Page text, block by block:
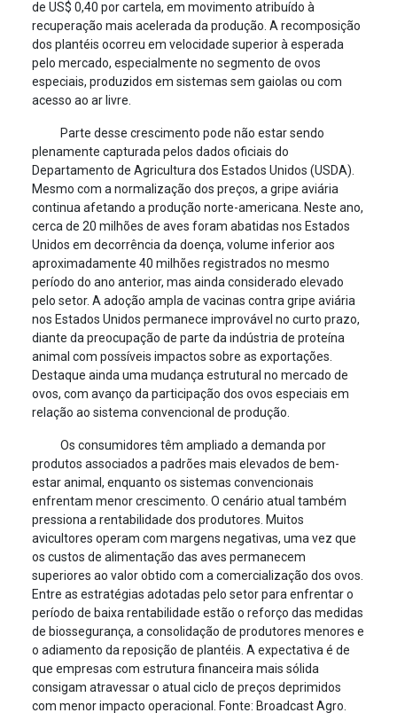
de US$ 0,40 por cartela, em movimento atribuído à
recuperação mais acelerada da produção. A recomposição
dos plantéis ocorreu em velocidade superior à esperada
pelo mercado, especialmente no segmento de ovos
especiais, produzidos em sistemas sem gaiolas ou com
acesso ao ar livre.
Parte desse crescimento pode não estar sendo
plenamente capturada pelos dados oficiais do
Departamento de Agricultura dos Estados Unidos (USDA).
Mesmo com a normalização dos preços, a gripe aviária
continua afetando a produção norte-americana. Neste ano,
cerca de 20 milhões de aves foram abatidas nos Estados
Unidos em decorrência da doença, volume inferior aos
aproximadamente 40 milhões registrados no mesmo
período do ano anterior, mas ainda considerado elevado
pelo setor. A adoção ampla de vacinas contra gripe aviária
nos Estados Unidos permanece improvável no curto prazo,
diante da preocupação de parte da indústria de proteína
animal com possíveis impactos sobre as exportações.
Destaque ainda uma mudança estrutural no mercado de
ovos, com avanço da participação dos ovos especiais em
relação ao sistema convencional de produção.
Os consumidores têm ampliado a demanda por
produtos associados a padrões mais elevados de bem-
estar animal, enquanto os sistemas convencionais
enfrentam menor crescimento. O cenário atual também
pressiona a rentabilidade dos produtores. Muitos
avicultores operam com margens negativas, uma vez que
os custos de alimentação das aves permanecem
superiores ao valor obtido com a comercialização dos ovos.
Entre as estratégias adotadas pelo setor para enfrentar o
período de baixa rentabilidade estão o reforço das medidas
de biossegurança, a consolidação de produtores menores e
o adiamento da reposição de plantéis. A expectativa é de
que empresas com estrutura financeira mais sólida
consigam atravessar o atual ciclo de preços deprimidos
com menor impacto operacional. Fonte: Broadcast Agro.